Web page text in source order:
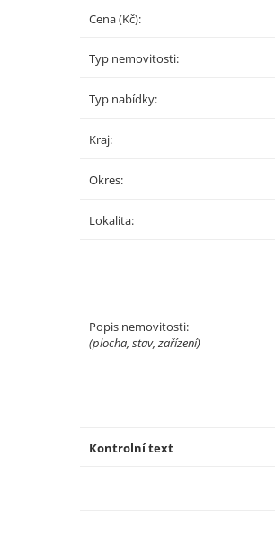
Cena (Kč):
Typ nemovitosti:
Typ nabídky:
Kraj:
Okres:
Lokalita:
Popis nemovitosti:
(plocha, stav, zařízení)
Kontrolní text